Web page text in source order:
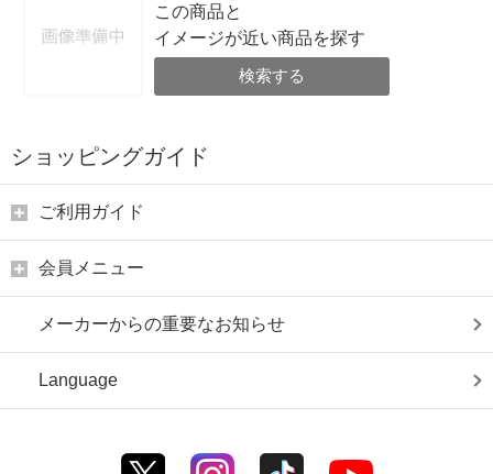
この商品と
イメージが近い商品を探す
検索する
ショッピングガイド
ご利用ガイド
会員メニュー
メーカーからの重要なお知らせ
Language